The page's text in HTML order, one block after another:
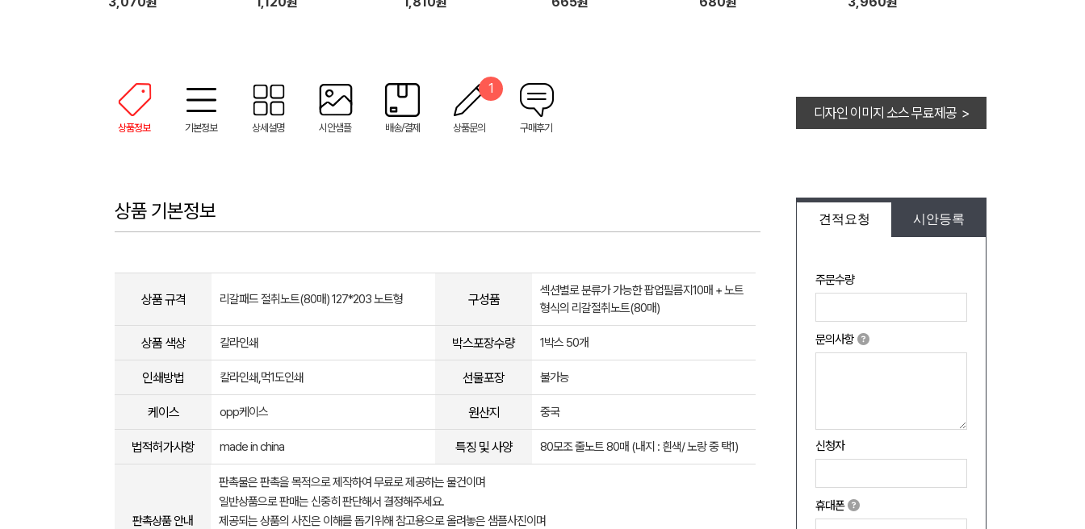
상품정보 기본정보 상세설명 시안샘플 배송/결제 상품문의
1
구매후기
디자인 이미지 소스 무료제공 >
견적요청 시안등록
주문수량
문의사항
신청자
휴대폰
상품 기본정보
상품 규격 리갈패드 절취노트(80매) 127*203 노트형 구성품
섹션별로 분류가 가능한 팝업필름지10매 + 노트
형식의 리갈절취노트(80매)
상품 색상 칼라인쇄 박스포장수량 1박스 50개
인쇄방법 칼라인쇄,먹1도인쇄 선물포장 불가능
케이스 opp케이스 원산지 중국
법적허가사항 made in china 특징 및 사양 80모조 줄노트 80매 (내지 : 흰색/ 노랑 중 택1)
판촉상품 안내
판촉물은 판촉을 목적으로 제작하여 무료로 제공하는 물건이며
일반상품으로 판매는 신중히 판단해서 결정해주세요.
제공되는 상품의 사진은 이해를 돕기위해 참고용으로 올려놓은 샘플사진이며